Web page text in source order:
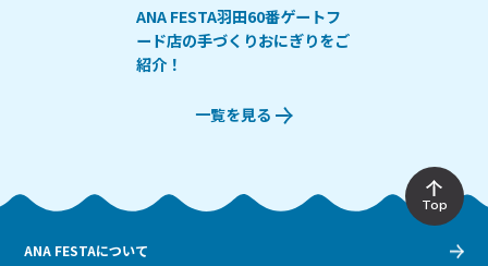
ANA FESTA羽田60番ゲートフ
ード店の手づくりおにぎりをご
紹介！
一覧を見る
Top
ANA FESTAについて